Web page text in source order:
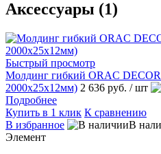
Аксессуары (1)
Быстрый просмотр
Молдинг гибкий ORAC DECOR
2000х25х12мм) 2 636 руб. / шт
Подробнее
Купить в 1 клик К сравнению
В избранное
В
Элемент